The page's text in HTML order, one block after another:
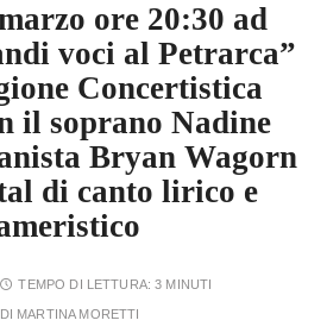
ore 20:30 ad
voci al Petrarca”
Concertistica
il soprano Nadine
Bryan Wagorn
di canto lirico e
TEMPO DI LETTURA:3 MINUTI
DI MARTINA MORETTI